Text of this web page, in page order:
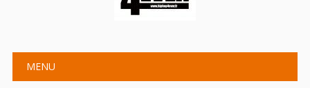
Main menu
MENU